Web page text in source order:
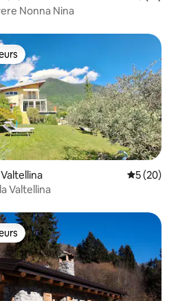
Nonna Nina
parmi les plus aimés
Note
5 (20)
Valtellina
parmi les plus aimés